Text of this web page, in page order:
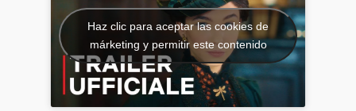
Haz clic para aceptar las cookies de
márketing y permitir este contenido